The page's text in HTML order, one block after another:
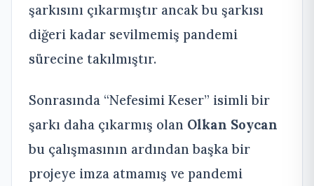
şarkısını çıkarmıştır ancak bu şarkısı
diğeri kadar sevilmemiş pandemi
sürecine takılmıştır.
Sonrasında “Nefesimi Keser” isimli bir
şarkı daha çıkarmış olan Olkan Soycan
bu çalışmasının ardından başka bir
projeye imza atmamış ve pandemi